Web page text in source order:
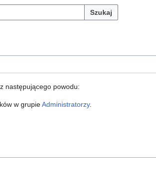
Szukaj
następującego powodu:
w grupieAdministratorzy.